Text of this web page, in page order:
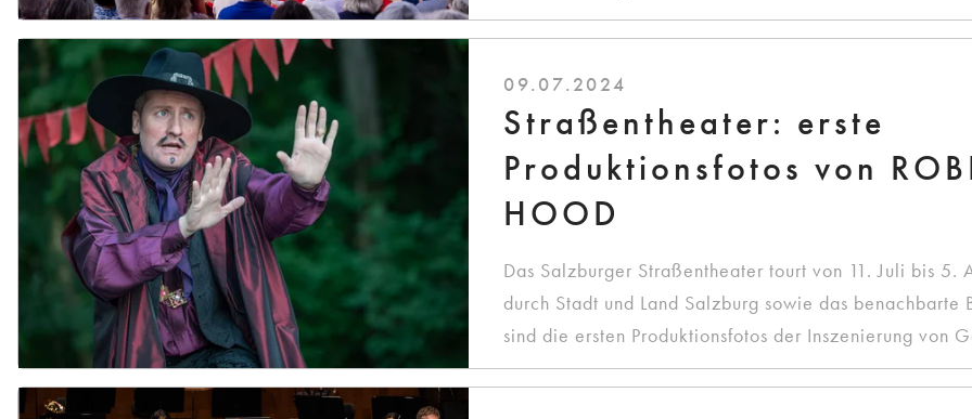
09.07.2024
Straßentheater: erste
Produktionsfotos von
HOOD
Das Salzburger Straßentheater tourt von 11. Juli bis 5.
durch Stadt und Land Salzburg sowie das benachbarte
sind die ersten Produktionsfotos der Inszenierung von